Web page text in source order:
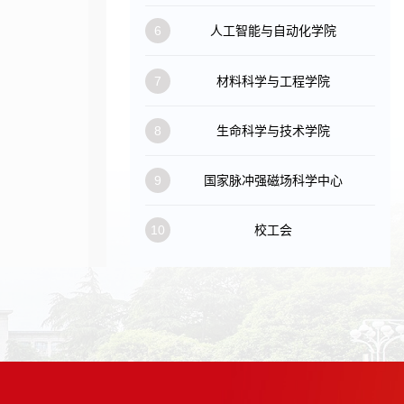
6 人工智能与自动化学院
7 材料科学与工程学院
8 生命科学与技术学院
9 国家脉冲强磁场科学中心
10 校工会